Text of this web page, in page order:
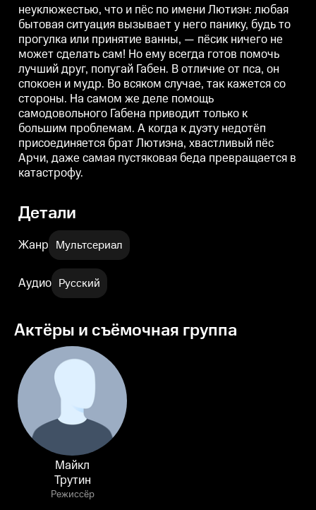
кажется со стороны. На самом
же деле помощь самодовольного
Габена приводит только к
большим проблемам. А когда к
дуэту недотёп присоединяется
брат Лютиэна, хвастливый пёс
Арчи, даже самая пустяковая
беда превращается в
кажется со стороны. На самом
же деле помощь самодовольного
Габена приводит только к
большим проблемам. А когда к
дуэту недотёп присоединяется
брат Лютиэна, хвастливый пёс
Арчи, даже самая пустяковая
беда превращается в
катастрофу.
неуклюжестью, что и пёс по имени Лютиэн: любая
бытовая ситуация вызывает у него панику, будь то
прогулка или принятие ванны, — пёсик ничего не
может сделать сам! Но ему всегда готов помочь
лучший друг, попугай Габен. В отличие от пса, он
спокоен и мудр. Во всяком случае, так кажется со
стороны. На самом же деле помощь
самодовольного Габена приводит только к
большим проблемам. А когда к дуэту недотёп
присоединяется брат Лютиэна, хвастливый пёс
Арчи, даже самая пустяковая беда превращается в
катастрофу.
Детали
Жанр Мультсериал
Аудио Русский
Актёры и съёмочная группа
Майкл
Трутин
Режиссёр